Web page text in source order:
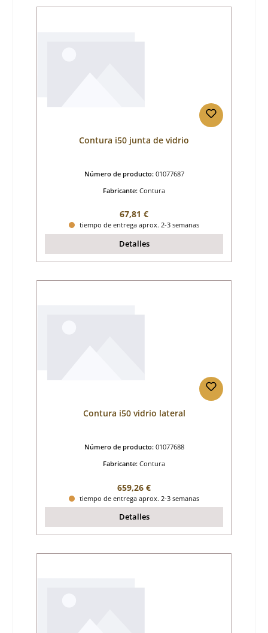
Contura i50 junta de vidrio
Número de producto: 01077687
Fabricante: Contura
Precio normal:
67,81 €
tiempo de entrega aprox. 2-3 semanas
Detalles
Contura i50 vidrio lateral
Número de producto: 01077688
Fabricante: Contura
Precio normal:
659,26 €
tiempo de entrega aprox. 2-3 semanas
Detalles